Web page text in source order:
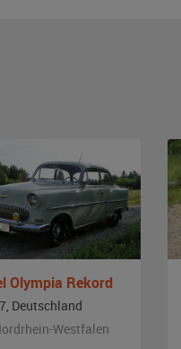
Olympia Rekord
Deutschland
Westfalen